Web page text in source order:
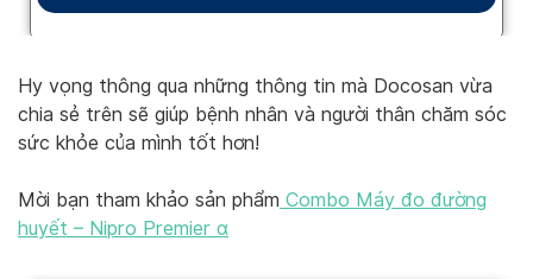
Hy vọng thông qua những thông tin mà Docosan vừa
chia sẻ trên sẽ giúp bệnh nhân và người thân chăm sóc
sức khỏe của mình tốt hơn!
Mời bạn tham khảo sản phẩm Combo Máy đo đường
huyết – Nipro Premier α